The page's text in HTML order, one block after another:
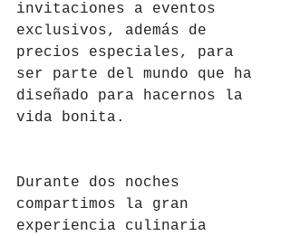
invitaciones a eventos
exclusivos, además de
precios especiales, para
ser parte del mundo que ha
diseñado para hacernos la
vida bonita.
Durante dos noches
compartimos la gran
experiencia culinaria